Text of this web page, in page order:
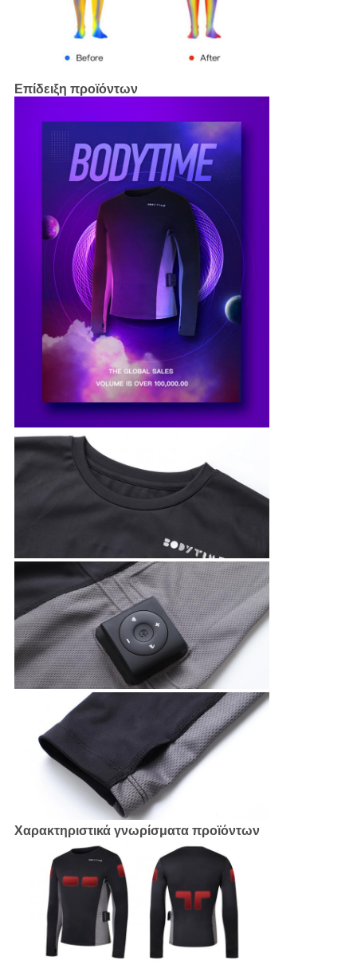
Επίδειξη προϊόντων
Χαρακτηριστικά γνωρίσματα προϊόντων